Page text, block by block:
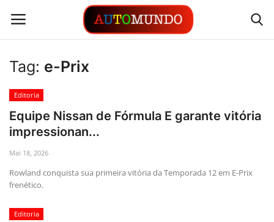
Login
Contato
Links
Busca Direta
Tag: e-Prix
Editoria
Equipe Nissan de Fórmula E garante vitória
impressionan...
Mai 18, 2026
Rowland conquista sua primeira vitória da Temporada 12 em E-Prix
frenético.
Editoria